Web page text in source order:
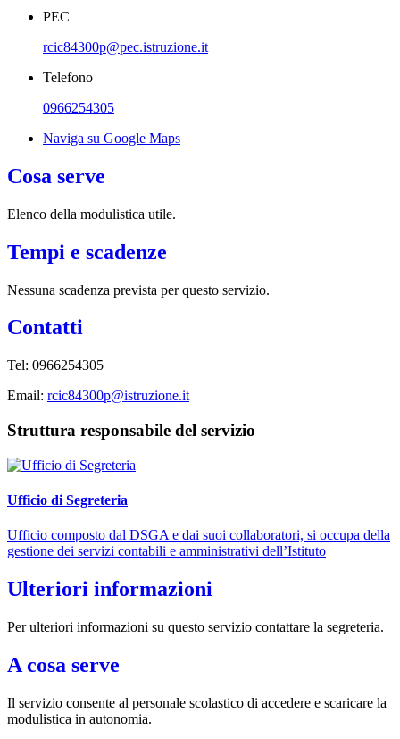
PEC
rcic84300p@pec.istruzione.it
Telefono
0966254305
Naviga su Google Maps
Cosa serve
Elenco della modulistica utile.
Tempi e scadenze
Nessuna scadenza prevista per questo servizio.
Contatti
Tel: 0966254305
Email: rcic84300p@istruzione.it
Struttura responsabile del servizio
Ufficio di Segreteria
Ufficio composto dal DSGA e dai suoi collaboratori, si occupa della
gestione dei servizi contabili e amministrativi dell’Istituto
Ulteriori informazioni
Per ulteriori informazioni su questo servizio contattare la segreteria.
A cosa serve
Il servizio consente al personale scolastico di accedere e scaricare la
modulistica in autonomia.